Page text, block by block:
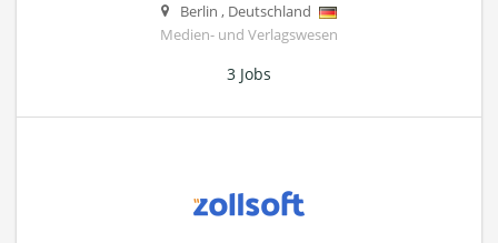
Berlin , Deutschland
Medien- und Verlagswesen
3 Jobs